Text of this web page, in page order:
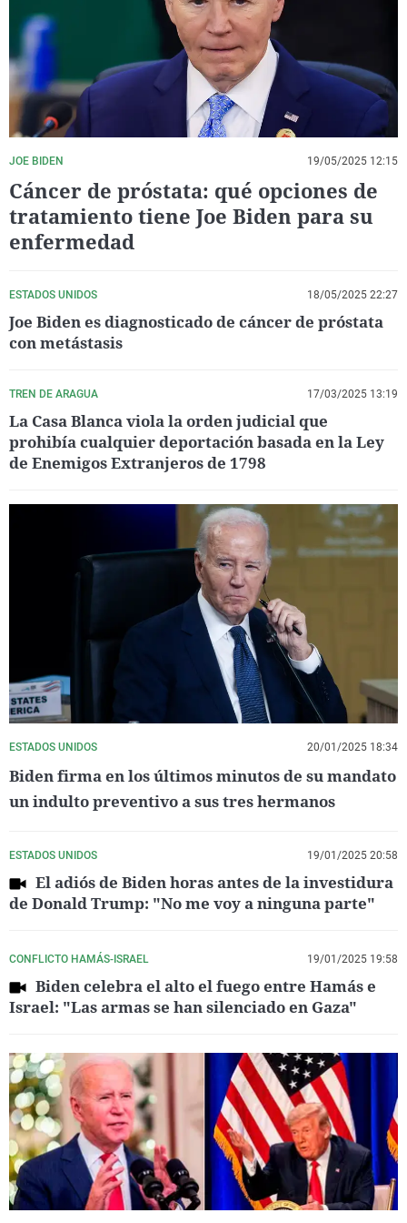
La rosa de los vientos
Gente viajera
Como el perro y el
Caso
Retornados
Equipo de
Operación Viuda
Extremadura
Galicia
La Rioja
Navarra
País Vasco
Virales
Televisión
Elecciones
JOE BIDEN 19/05/2025 12:15
Cáncer de próstata: qué opciones de
tratamiento tiene Joe Biden para su
enfermedad
ESTADOS UNIDOS 18/05/2025 22:27
Joe Biden es diagnosticado de cáncer de próstata
con metástasis
TREN DE ARAGUA 17/03/2025 13:19
La Casa Blanca viola la orden judicial que
prohibía cualquier deportación basada en la Ley
de Enemigos Extranjeros de 1798
ESTADOS UNIDOS 20/01/2025 18:34
Biden firma en los últimos minutos de su mandato
un indulto preventivo a sus tres hermanos
ESTADOS UNIDOS 19/01/2025 20:58
El adiós de Biden horas antes de la investidura
de Donald Trump: "No me voy a ninguna parte"
CONFLICTO HAMÁS-ISRAEL 19/01/2025 19:58
Biden celebra el alto el fuego entre Hamás e
Israel: "Las armas se han silenciado en Gaza"